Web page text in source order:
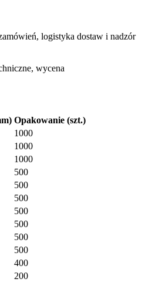
logistyka dostaw i nadzór
wycena
Opakowanie (szt.)
1000
1000
1000
500
500
500
500
500
500
500
400
200